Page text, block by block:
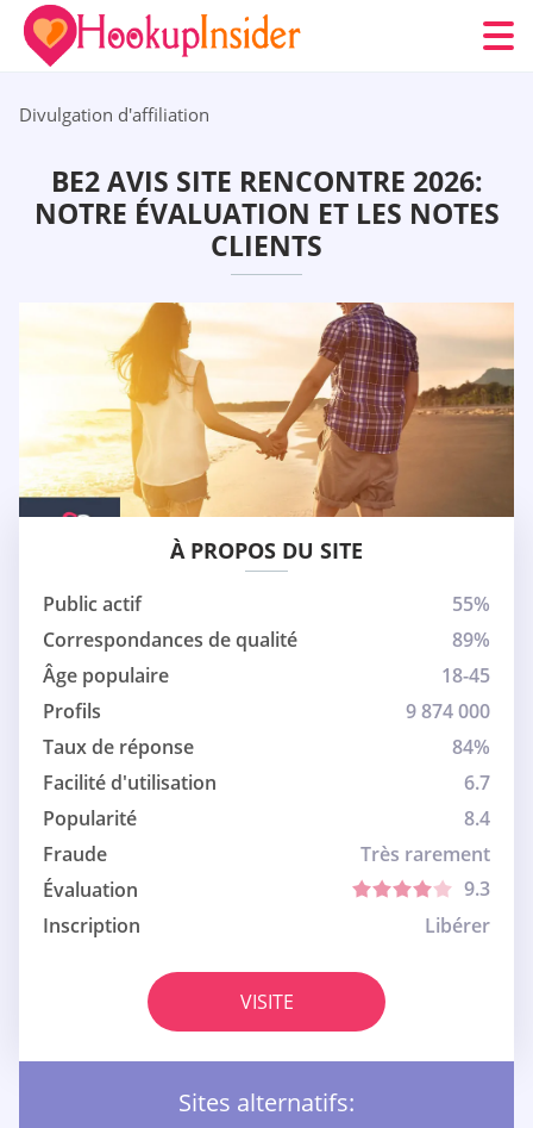
Divulgation d'affiliation
BE2 AVIS SITE RENCONTRE 2026:
NOTRE ÉVALUATION ET LES NOTES
CLIENTS
À PROPOS DU SITE
Public actif
55%
Correspondances de qualité
89%
Âge populaire
18-45
Profils
9 874 000
Taux de réponse
84%
Facilité d'utilisation
6.7
Popularité
8.4
Fraude
Très rarement
Évaluation
9.3
Inscription
Libérer
VISITE
Sites alternatifs: